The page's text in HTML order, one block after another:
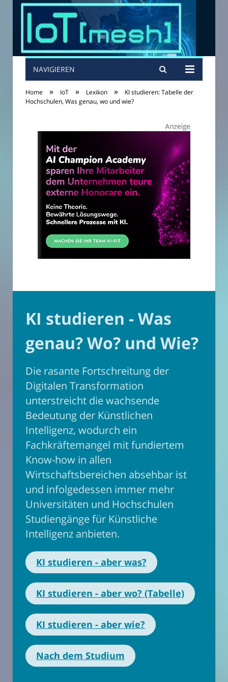
NAVIGIEREN
Home » IoT » Lexikon »
KI studieren: Tabelle der
Hochschulen, Was genau, wo und wie?
KI studieren - Was
genau? Wo? und Wie?
Die rasante Fortschreitung der
Digitalen Transformation
unterstreicht die wachsende
Bedeutung der Künstlichen
Intelligenz, wodurch ein
Fachkräftemangel mit fundiertem
Know-how in allen
Wirtschaftsbereichen absehbar ist
und infolgedessen immer mehr
Universitäten und Hochschulen
Studiengänge für Künstliche
Intelligenz anbieten.
KI studieren - aber was?
KI studieren - aber wo? (Tabelle)
KI studieren - aber wie?
Nach dem Studium